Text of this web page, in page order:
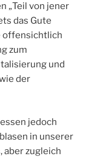
„Teil von jener
das Gute
offensichtlich
zum
und
der
jedoch
in unserer
aber zugleich